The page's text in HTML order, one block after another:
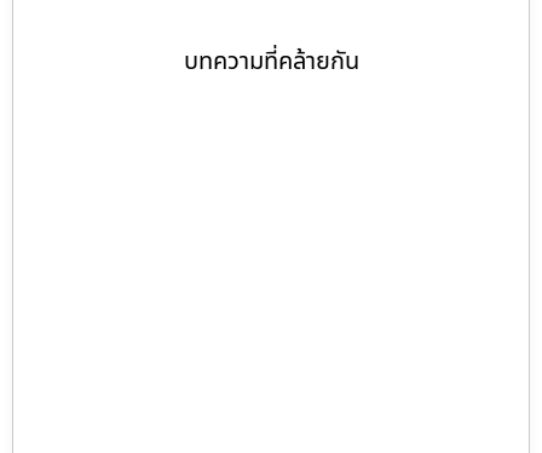
บทความที่คล้ายกัน